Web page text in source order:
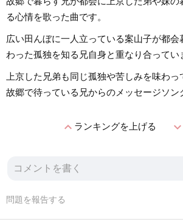
る心情を歌った曲です。
広い田んぼに一人立っている案山子が都
わった孤独を知る兄自身と重なり合ってい
上京した兄弟も同じ孤独や苦しみを味わっ
故郷で待っている兄からのメッセージソン
expand_lessランキングを上げる
問題を報告する